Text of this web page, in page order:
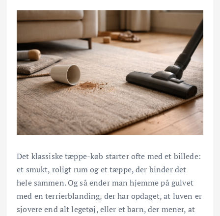
Det klassiske tæppe-køb starter ofte med et billede:
et smukt, roligt rum og et tæppe, der binder det
hele sammen. Og så ender man hjemme på gulvet
med en terrierblanding, der har opdaget, at luven er
sjovere end alt legetøj, eller et barn, der mener, at